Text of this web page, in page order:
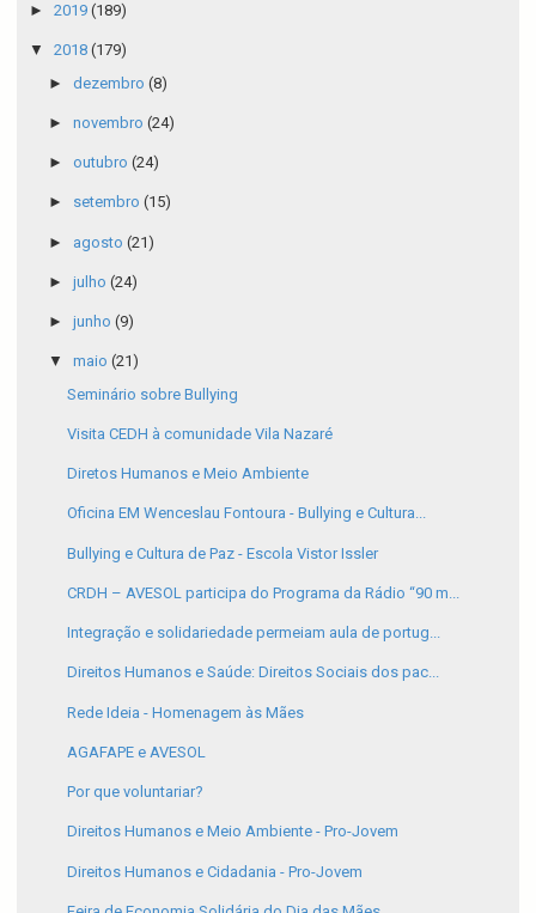
► 2019 (189)
▼ 2018 (179)
► dezembro (8)
► novembro (24)
► outubro (24)
► setembro (15)
► agosto (21)
► julho (24)
► junho (9)
▼ maio (21)
Seminário sobre Bullying
Visita CEDH à comunidade Vila Nazaré
Diretos Humanos e Meio Ambiente
Oficina EM Wenceslau Fontoura - Bullying e Cultura...
Bullying e Cultura de Paz - Escola Vistor Issler
CRDH – AVESOL participa do Programa da Rádio “90 m...
Integração e solidariedade permeiam aula de portug...
Direitos Humanos e Saúde: Direitos Sociais dos pac...
Rede Ideia - Homenagem às Mães
AGAFAPE e AVESOL
Por que voluntariar?
Direitos Humanos e Meio Ambiente - Pro-Jovem
Direitos Humanos e Cidadania - Pro-Jovem